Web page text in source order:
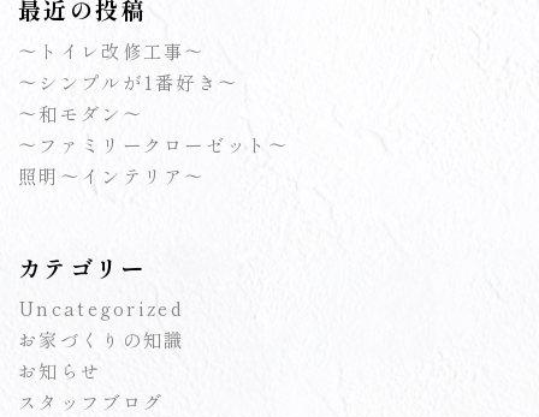
最近の投稿
～トイレ改修工事～
～シンプルが1番好き～
～和モダン～
～ファミリークローゼット～
照明～インテリア～
カテゴリー
Uncategorized
お家づくりの知識
お知らせ
スタッフブログ